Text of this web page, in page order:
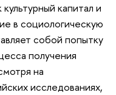
капитал и
в социологическую
собой попытку
получения
на
исследованиях,